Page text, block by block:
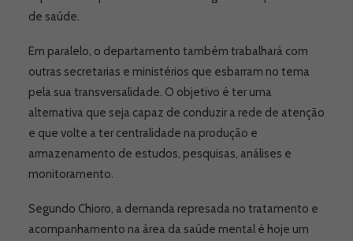
de saúde.
Em paralelo, o departamento também trabalhará com
outras secretarias e ministérios que esbarram no tema
pela sua transversalidade. O objetivo é ter uma
alternativa que seja capaz de conduzir a rede de atenção
e que volte a ter centralidade na produção e
armazenamento de estudos, pesquisas, análises e
monitoramento.
Segundo Chioro, a demanda represada no tratamento e
acompanhamento na área da saúde mental é hoje um